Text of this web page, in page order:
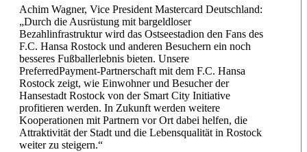
Achim Wagner, Vice President Mastercard Deutschland:
„Durch die Ausrüstung mit bargeldloser
Bezahlinfrastruktur wird das Ostseestadion den Fans des
F.C. Hansa Rostock und anderen Besuchern ein noch
besseres Fußballerlebnis bieten. Unsere
PreferredPayment-Partnerschaft mit dem F.C. Hansa
Rostock zeigt, wie Einwohner und Besucher der
Hansestadt Rostock von der Smart City Initiative
profitieren werden. In Zukunft werden weitere
Kooperationen mit Partnern vor Ort dabei helfen, die
Attraktivität der Stadt und die Lebensqualität in Rostock
weiter zu steigern.“